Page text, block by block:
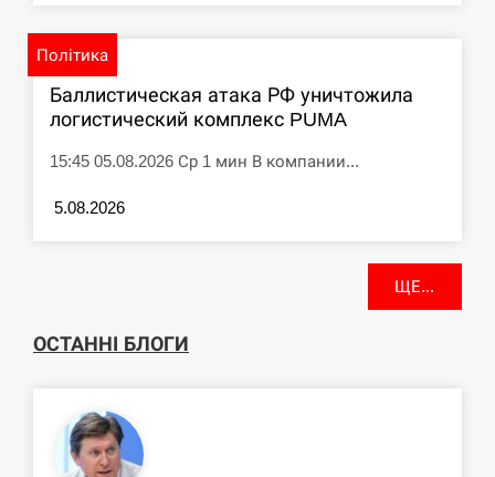
Політика
Баллистическая атака РФ уничтожила
логистический комплекс PUMA
15:45 05.08.2026 Ср 1 мин В компании...
5.08.2026
ЩЕ...
ОСТАННІ БЛОГИ